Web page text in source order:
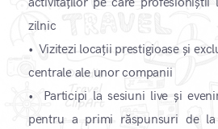
zilnic
•Vizitezi locații prestigioase și
centrale ale unor companii
• Participi la sesiuni live și
pentru a primi răspunsuri de la